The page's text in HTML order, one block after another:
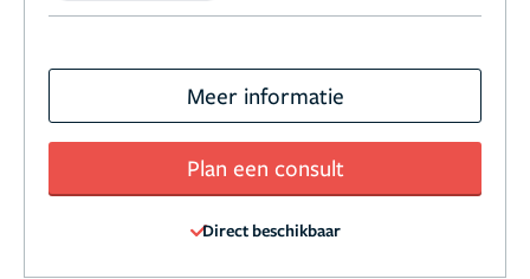
Meer informatie
Plan een consult
Direct beschikbaar